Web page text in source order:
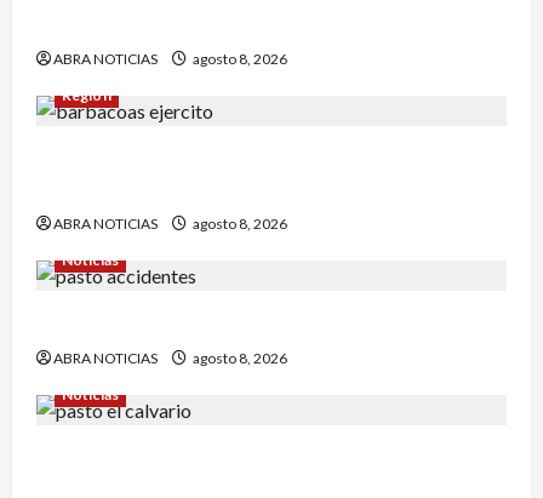
ABRA NOTICIAS
agosto 8, 2026
Región
ABRA NOTICIAS
agosto 8, 2026
Noticias
ABRA NOTICIAS
agosto 8, 2026
Noticias